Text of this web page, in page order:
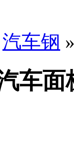
汽车钢
车